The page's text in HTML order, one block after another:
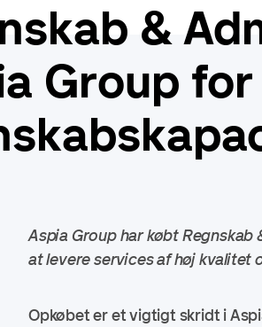
&
Group
Aspia Group har købt
at levere services af høj kvalitet
Opkøbet er et vigtigt skridt i